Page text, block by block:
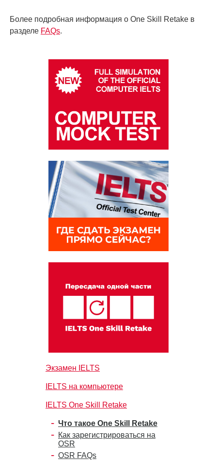
Более подробная информация o One Skill Retake в
разделе FAQs.
Экзамен IELTS
IELTS на компьютере
IELTS One Skill Retake
Что такое One Skill Retake
Как зарегистрироваться на
OSR
OSR FAQs